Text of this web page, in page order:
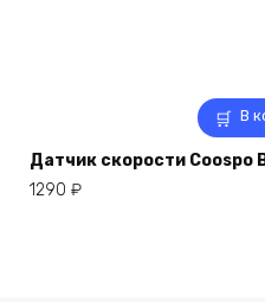
В
Датчик скорости Coospo
1290 ₽